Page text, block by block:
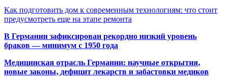
Как подготовить дом к современным технологиям: что стоит
предусмотреть еще на этапе ремонта
В Германии зафиксирован рекордно низкий уровень
браков — минимум с 1950 года
Медицинская отрасль Германии: научные открытия,
новые законы, дефицит лекарств и забастовки медиков